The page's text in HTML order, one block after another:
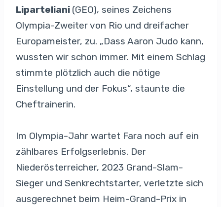
Liparteliani (GEO), seines Zeichens
Olympia-Zweiter von Rio und dreifacher
Europameister, zu. „Dass Aaron Judo kann,
wussten wir schon immer. Mit einem Schlag
stimmte plötzlich auch die nötige
Einstellung und der Fokus“, staunte die
Cheftrainerin.
Im Olympia-Jahr wartet Fara noch auf ein
zählbares Erfolgserlebnis. Der
Niederösterreicher, 2023 Grand-Slam-
Sieger und Senkrechtstarter, verletzte sich
ausgerechnet beim Heim-Grand-Prix in